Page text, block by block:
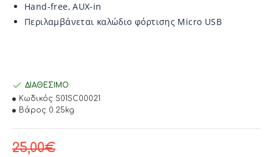
Hand-free, AUX-in
Περιλαμβάνεται καλώδιο φόρτισης Micro USB
25,00€
ΔΙΑΘΈΣΙΜΟ
Κωδικός: S01SC00021
Βάρος: 0.25kg